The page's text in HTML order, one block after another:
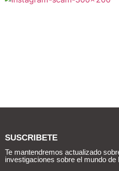
SUSCRIBETE
Te mantendremos actualizado
investigaciones sobre el mundo de